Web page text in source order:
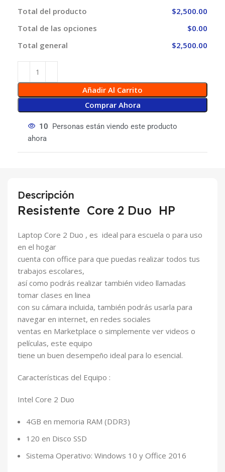
Total del producto
$2,500.00
Total de las opciones
$0.00
Total general
$2,500.00
Añadir Al Carrito
Comprar Ahora
10 Personas están viendo este producto
ahora
Descripción
Resistente Core 2 Duo HP
Laptop Core 2 Duo , es ideal para escuela o para uso
en el hogar
cuenta con office para que puedas realizar todos tus
trabajos escolares,
así como podrás realizar también video llamadas
tomar clases en linea
con su cámara incluida, también podrás usarla para
navegar en internet, en redes sociales
ventas en Marketplace o simplemente ver videos o
películas, este equipo
tiene un buen desempeño ideal para lo esencial.
Características del Equipo :
Intel Core 2 Duo
4GB en memoria RAM (DDR3)
120 en Disco SSD
Sistema Operativo: Windows 10 y Office 2016